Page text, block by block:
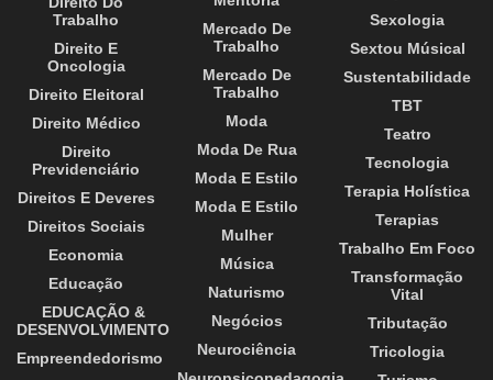
Trabalho
Direito E
Oncologia
Direito Eleitoral
Direito Médico
Direito
Previdenciário
Direitos E Deveres
Direitos Sociais
Economia
Educação
EDUCAÇÃO &
DESENVOLVIMENTO
Empreendedorismo
Mercado De
Trabalho
Mercado De
Trabalho
Moda
Moda De Rua
Moda E Estilo
Moda E Estilo
Mulher
Música
Naturismo
Negócios
Neurociência
Sexologia
Sextou Músical
Sustentabilidade
TBT
Teatro
Tecnologia
Terapia Holística
Terapias
Trabalho Em Foco
Transformação
Vital
Tributação
Tricologia